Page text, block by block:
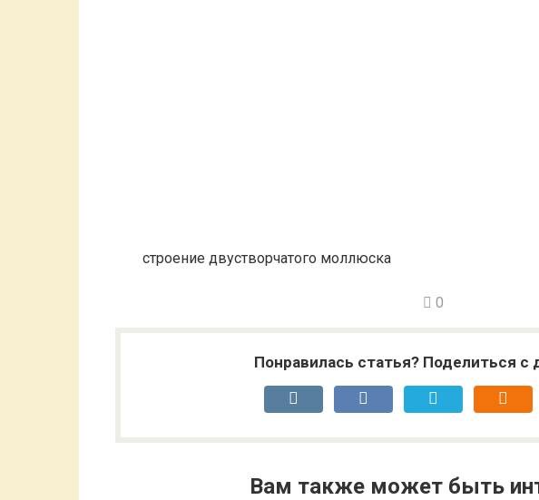
строение двустворчатого моллюска
0
Понравилась статья? Поделиться с
Вам также может быть